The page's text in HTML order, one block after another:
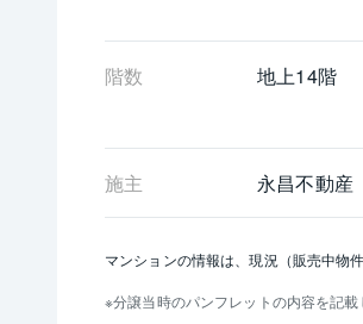
階数 地上14階
施主 永昌不動産
マンションの情報は、現況（販売中物
分譲当時のパンフレットの内容を記